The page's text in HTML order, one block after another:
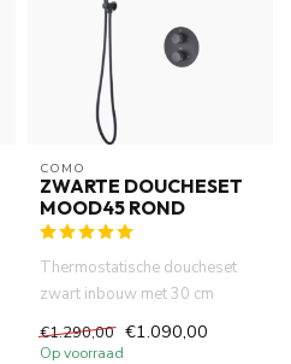
COMO
ZWARTE DOUCHESET
MOOD45 ROND
Thermostatische doucheset
zwart inbouw met 30 cm
complet...
€1.290,00 €1.090,00
Op voorraad